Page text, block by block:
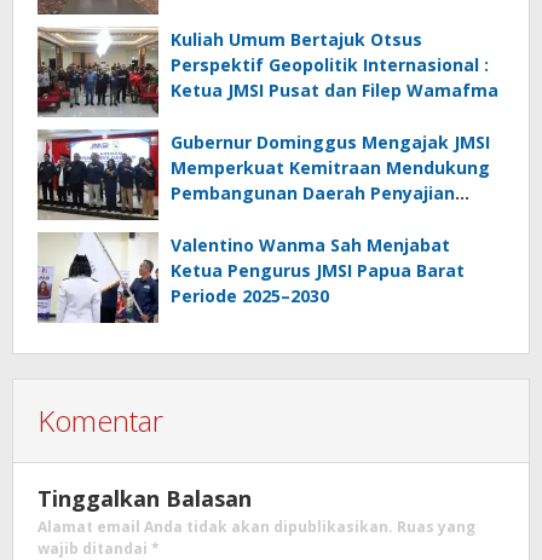
Kuliah Umum Bertajuk Otsus
Perspektif Geopolitik Internasional :
Ketua JMSI Pusat dan Filep Wamafma
Gubernur Dominggus Mengajak JMSI
Memperkuat Kemitraan Mendukung
Pembangunan Daerah Penyajian
Bertanggungjawab
Valentino Wanma Sah Menjabat
Ketua Pengurus JMSI Papua Barat
Periode 2025–2030
Komentar
Tinggalkan Balasan
Alamat email Anda tidak akan dipublikasikan. Ruas yang
wajib ditandai *